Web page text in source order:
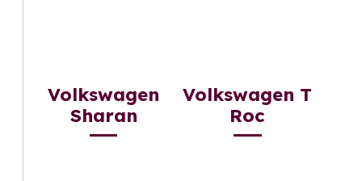
Volkswagen
Sharan
Volkswagen T
Roc